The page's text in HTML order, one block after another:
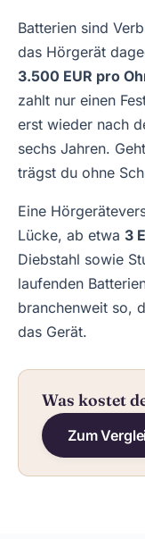
Batterien sind
das Hörgerät
3.500 EUR pro
zahlt nur einen
erst wieder nach
sechs Jahren.
trägst du ohne
Eine
Lücke, ab etwa 3
Diebstahl sowie
laufenden
branchenweit so,
das Gerät.
Was kostet
Zum